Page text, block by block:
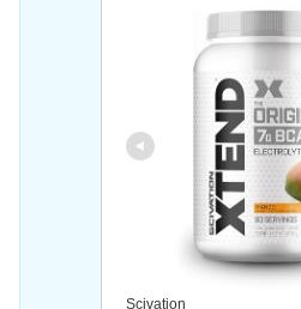
Scivation